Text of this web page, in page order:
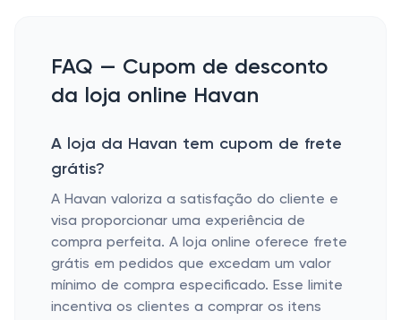
FAQ — Cupom de desconto
da loja online Havan
A loja da Havan tem cupom de frete
grátis?
A Havan valoriza a satisfação do cliente e
visa proporcionar uma experiência de
compra perfeita. A loja online oferece frete
grátis em pedidos que excedam um valor
mínimo de compra especificado. Esse limite
incentiva os clientes a comprar os itens